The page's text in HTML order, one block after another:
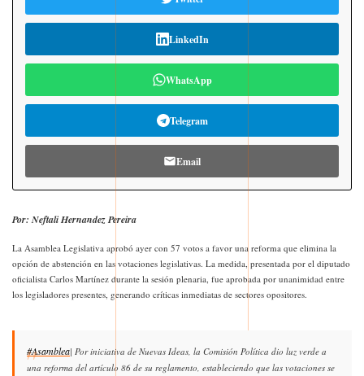
LinkedIn
WhatsApp
Telegram
Email
Por: Neftali Hernandez Pereira
La Asamblea Legislativa aprobó ayer con 57 votos a favor una reforma que elimina la
opción de abstención en las votaciones legislativas. La medida, presentada por el diputado
oficialista Carlos Martínez durante la sesión plenaria, fue aprobada por unanimidad entre
los legisladores presentes, generando críticas inmediatas de sectores opositores.
#Asamblea| Por iniciativa de Nuevas Ideas, la Comisión Política dio luz verde a
una reforma del artículo 86 de su reglamento, estableciendo que las votaciones se